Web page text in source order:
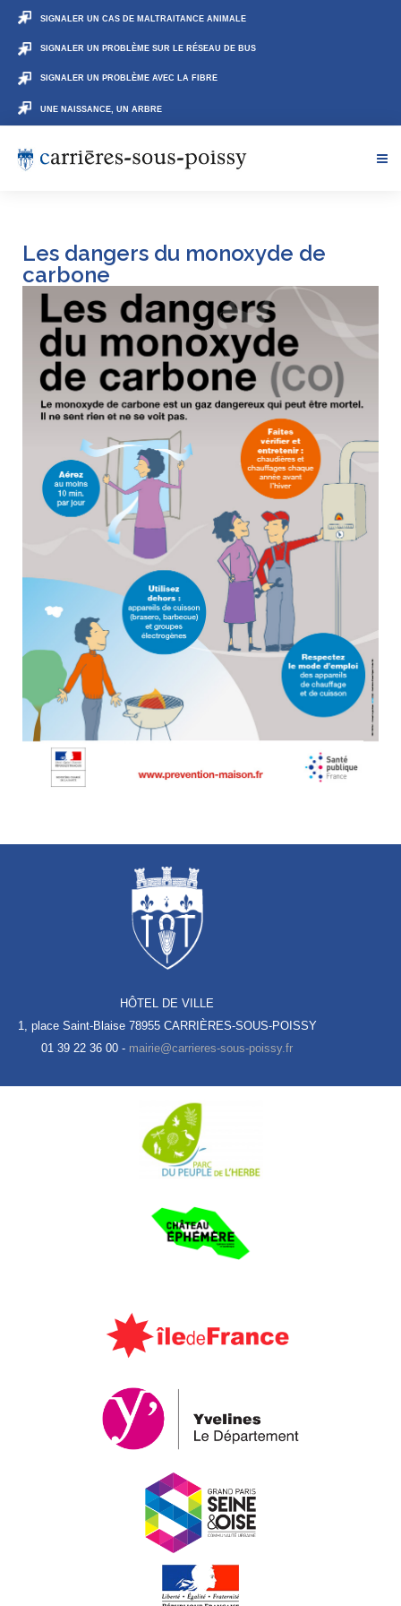
SIGNALER UN CAS DE MALTRAITANCE ANIMALE
SIGNALER UN PROBLÈME SUR LE RÉSEAU DE BUS
SIGNALER UN PROBLÈME AVEC LA FIBRE
UNE NAISSANCE, UN ARBRE
Les dangers du monoxyde de
carbone
HÔTEL DE VILLE
1, place Saint-Blaise 78955 CARRIÈRES-SOUS-POISSY
01 39 22 36 00 -